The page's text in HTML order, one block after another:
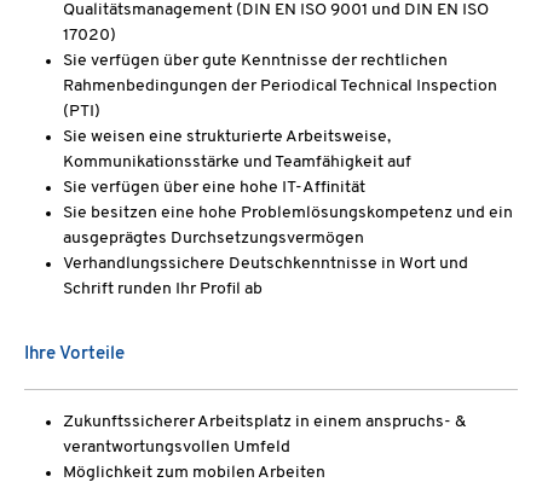
Qualitätsmanagement (DIN EN ISO 9001 und DIN EN ISO
17020)
Sie verfügen über gute Kenntnisse der rechtlichen
Rahmenbedingungen der Periodical Technical Inspection
(PTI)
Sie weisen eine strukturierte Arbeitsweise,
Kommunikationsstärke und Teamfähigkeit auf
Sie verfügen über eine hohe IT-Affinität
Sie besitzen eine hohe Problemlösungskompetenz und ein
ausgeprägtes Durchsetzungsvermögen
Verhandlungssichere Deutschkenntnisse in Wort und
Schrift runden Ihr Profil ab
Ihre Vorteile
Zukunftssicherer Arbeitsplatz in einem anspruchs- &
verantwortungsvollen Umfeld
Möglichkeit zum mobilen Arbeiten